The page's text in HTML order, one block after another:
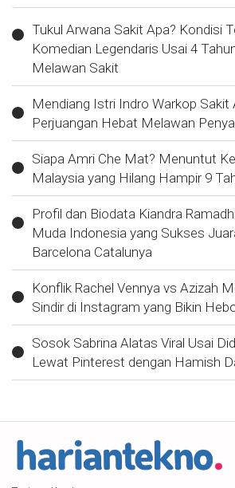
Tukul Arwana Sakit Apa? Kondisi
Komedian Legendaris Usai 4
Melawan Sakit
Mendiang Istri Indro Warkop Sakit
Perjuangan Hebat Melawan
Siapa Amri Che Mat? Menuntut
Malaysia yang Hilang Hampir 9
Profil dan Biodata Kiandra
Muda Indonesia yang Sukses
Barcelona Catalunya
Konflik Rachel Vennya vs Azizah
Sindir di Instagram yang Bikin
Sosok Sabrina Alatas Viral Usai
Lewat Pinterest dengan Hamish